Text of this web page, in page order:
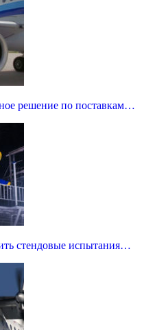
решение по поставкам…
стендовые испытания…